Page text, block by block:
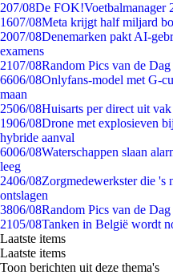
207/08De FOK!Voetbalmanager
1607/08Meta krijgt half miljard
2007/08Denemarken pakt AI-
examens
2107/08Random Pics van de
6606/08Onlyfans-model met G-
maan
2506/08Huisarts per direct uit
1906/08Drone met explosieven
hybride aanval
6006/08Waterschappen slaan
leeg
2406/08Zorgmedewerkster die 's
ontslagen
3806/08Random Pics van de
2105/08Tanken in België wordt
Laatste items
Laatste items
Toon berichten uit deze thema's